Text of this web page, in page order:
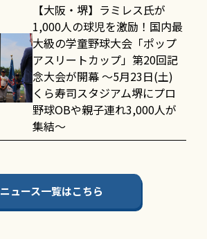
【大阪・堺】ラミレス氏が
1,000人の球児を激励！国内最
大級の学童野球大会「ポップ
アスリートカップ」第20回記
念大会が開幕 〜5月23日(土)
くら寿司スタジアム堺にプロ
野球OBや親子連れ3,000人が
集結〜
ニュース一覧はこちら